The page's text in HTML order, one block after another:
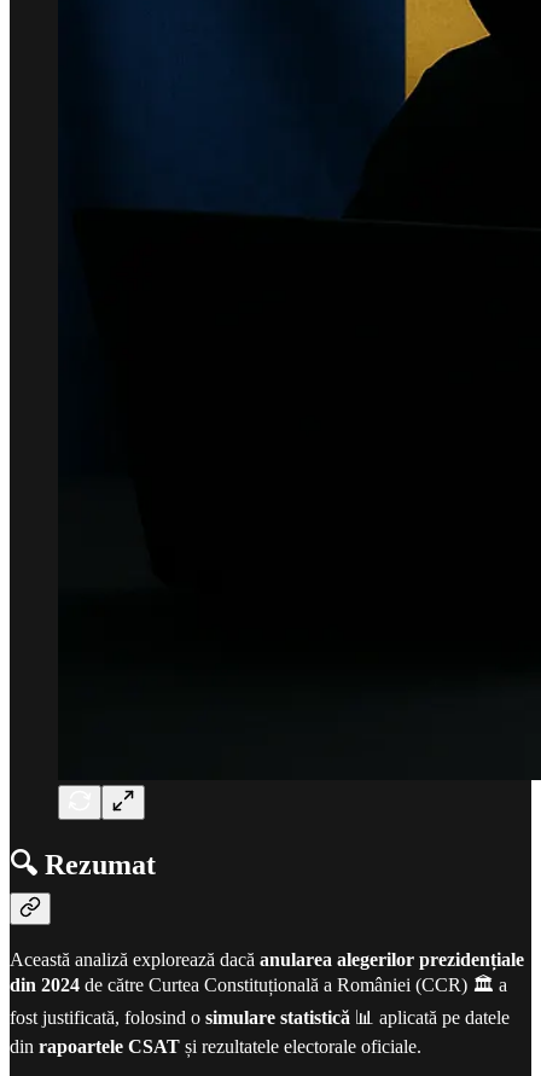
🔍 Rezumat
Această analiză explorează dacă anularea alegerilor prezidențiale
din 2024 de către Curtea Constituțională a României (CCR) 🏛️ a
fost justificată, folosind o simulare statistică 📊 aplicată pe datele
din rapoartele CSAT și rezultatele electorale oficiale.